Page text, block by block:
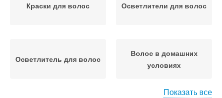
Краски для волос Осветлители для волос
Осветлитель для волос
Волос в домашних
условиях
Показать все